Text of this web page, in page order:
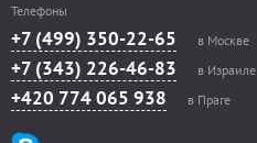
Телефоны
+7 (499) 350-22-65 в Москве
+7 (343) 226-46-83 в Израиле
+420 774 065 938 в Праге